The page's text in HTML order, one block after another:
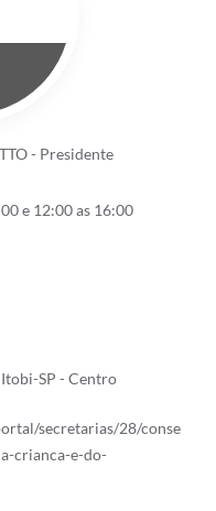
- Presidente
e 12:00 as 16:00
Itobi-SP - Centro
secretarias/28/conse
crianca-e-do-